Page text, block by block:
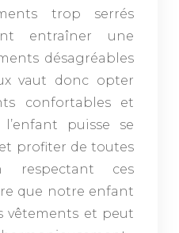
trop serrés
entraîner une
désagréables
vaut donc opter
confortables et
puisse se
profiter de toutes
respectant ces
que notre enfant
vêtements et peut